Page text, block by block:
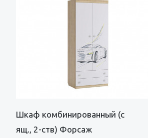
Шкаф комбинированный (с
ящ., 2-ств) Форсаж